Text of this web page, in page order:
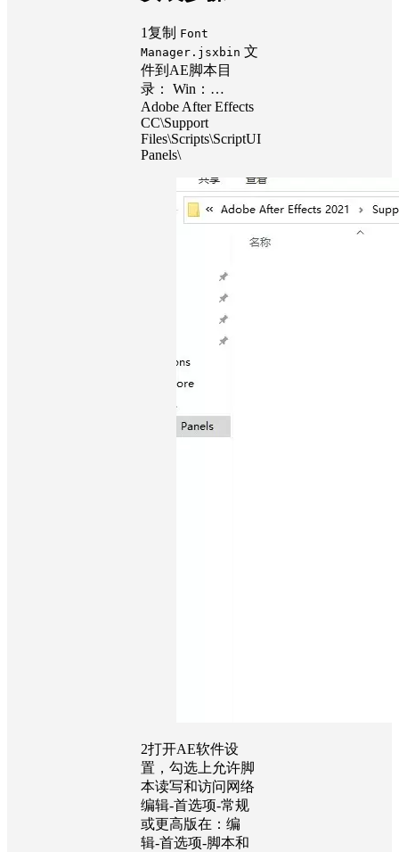
1复制 Font
Manager.jsxbin 文
件到AE脚本目
录： Win：…
Adobe After Effects
CC\Support
Files\Scripts\ScriptUI
Panels\
2打开AE软件设
置，勾选上允许脚
本读写和访问网络
编辑-首选项-常规
或更高版在：编
辑-首选项-脚本和